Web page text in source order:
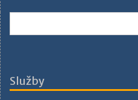
Služby